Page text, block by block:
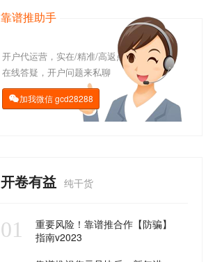
靠谱推助手
开户代运营，实在/精准/高返点
在线答疑，开户问题来私聊
加我微信gcd28288
开卷有益 纯干货
01
重要风险！靠谱推合作【防骗】
指南v2023